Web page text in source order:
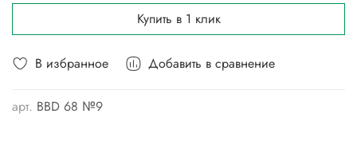
В избранное Добавить в сравнение
арт. BBD 68 №9
Купить в 1 клик